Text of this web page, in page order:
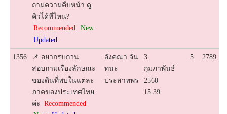
ถามความคืบหน้า ดู
คิวได้ที่ไหน?
Recommended
New
Updated
1356
📌 อยากรบกวน
สอบถามเรื่องลักษณะ
ของดินที่พบในแต่ละ
ภาคของประเทศไทย
ค่ะ Recommended
อังคณา จัน
ทนะ
ประสาทพร
3
กุมภาพันธ์
2560
15:39
5 2789